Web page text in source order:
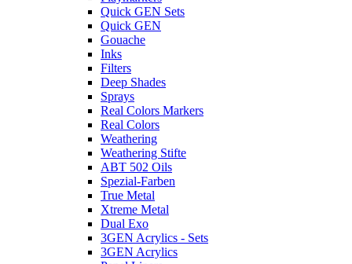
Quick GEN Sets
Quick GEN
Gouache
Inks
Filters
Deep Shades
Sprays
Real Colors Markers
Real Colors
Weathering
Weathering Stifte
ABT 502 Oils
Spezial-Farben
True Metal
Xtreme Metal
Dual Exo
3GEN Acrylics - Sets
3GEN Acrylics